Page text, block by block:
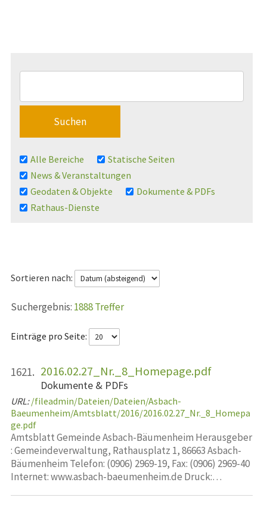
Alle Bereiche
Statische Seiten
News & Veranstaltungen
Geodaten & Objekte
Dokumente & PDFs
Rathaus-Dienste
Sortieren nach:
1888 Treffer
Einträge pro Seite:
1621. 2016.02.27_Nr._8_Homepage.pdf
Dokumente & PDFs
URL: /fileadmin/Dateien/Dateien/Asbach-
Baeumenheim/Amtsblatt/2016/2016.02.27_Nr._8_Homepa
ge.pdf
Amtsblatt Gemeinde Asbach-Bäumenheim Herausgeber
: Gemeindeverwaltung, Rathausplatz 1, 86663 Asbach-
Bäumenheim Telefon: (0906) 2969-19, Fax: (0906) 2969-40
Internet: www.asbach-baeumenheim.de Druck:…